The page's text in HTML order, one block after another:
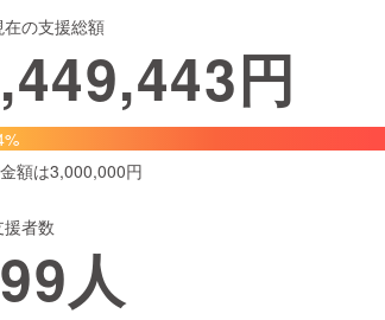
ファッション
スケア
在の支援総額
円
額は3,000,000円
援者数
人